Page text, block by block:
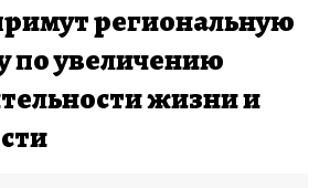
региональную
по увеличению
жизни и